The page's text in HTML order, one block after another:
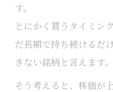
す。
とにかく買うタイミン
だ長期で持ち続けるだ
きない銘柄と言えます。
そう考えると、株価が